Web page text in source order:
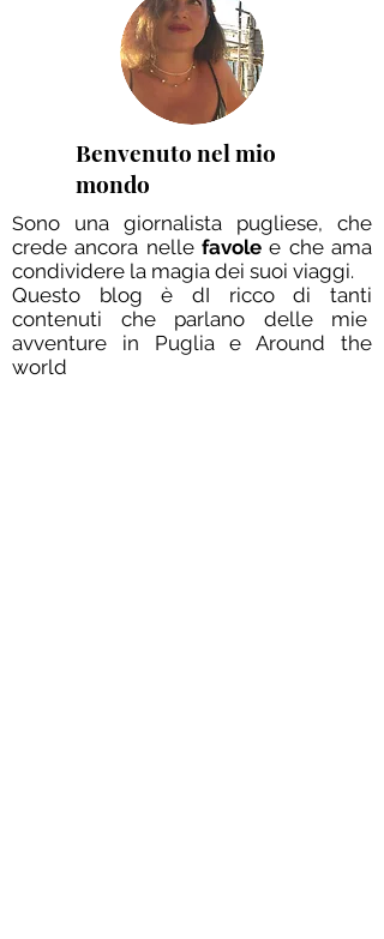
Benvenuto nel mio
mondo
Sono una giornalista pugliese, che
crede ancora nelle favole e che ama
condividere la magia dei suoi viaggi.
Questo blog è dI ricco di tanti
contenuti che parlano delle mie
avventure in Puglia e Around the
world